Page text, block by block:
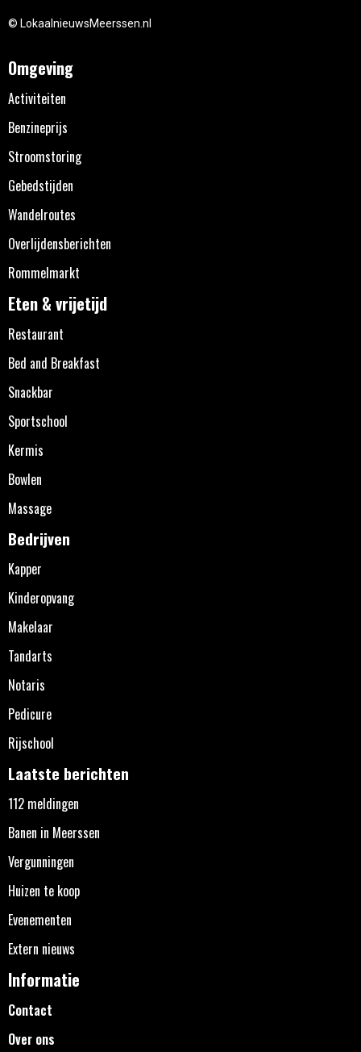
© LokaalnieuwsMeerssen.nl
Omgeving
Activiteiten
Benzineprijs
Stroomstoring
Gebedstijden
Wandelroutes
Overlijdensberichten
Rommelmarkt
Eten & vrijetijd
Restaurant
Bed and Breakfast
Snackbar
Sportschool
Kermis
Bowlen
Massage
Bedrijven
Kapper
Kinderopvang
Makelaar
Tandarts
Notaris
Pedicure
Rijschool
Laatste berichten
112 meldingen
Banen in Meerssen
Vergunningen
Huizen te koop
Evenementen
Extern nieuws
Informatie
Contact
Over ons